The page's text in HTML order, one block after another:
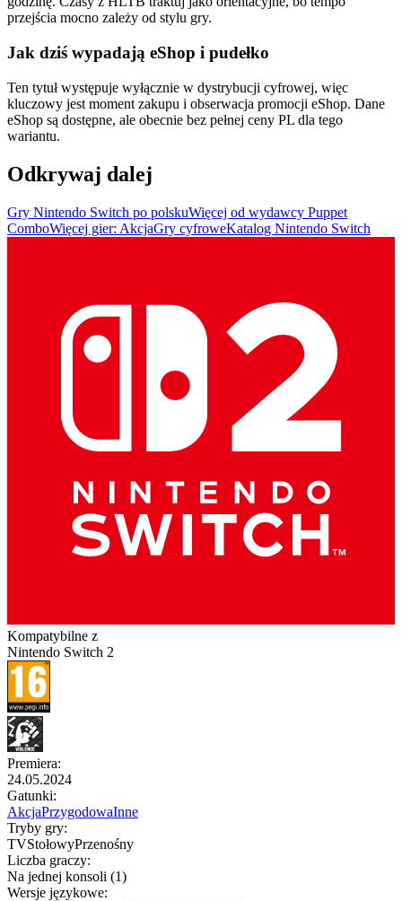
przejścia mocno zależy od stylu gry.
Jak dziś wypadają eShop i pudełko
Ten tytuł występuje wyłącznie w dystrybucji cyfrowej, więc
kluczowy jest moment zakupu i obserwacja promocji eShop. Dane
eShop są dostępne, ale obecnie bez pełnej ceny PL dla tego
wariantu.
Odkrywaj dalej
Gry Nintendo Switch po polskuWięcej od wydawcy Puppet
ComboWięcej gier: AkcjaGry cyfroweKatalog Nintendo Switch
Kompatybilne z
Nintendo Switch 2
Premiera:
24.05.2024
Gatunki:
AkcjaPrzygodowaInne
Tryby gry:
TVStołowyPrzenośny
Liczba graczy:
Na jednej konsoli (1)
Wersje językowe: